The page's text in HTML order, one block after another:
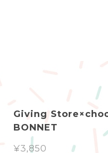
Giving
BONNET
¥3,850